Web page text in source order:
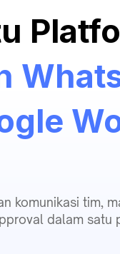
komunikasi tim,
dalam satu